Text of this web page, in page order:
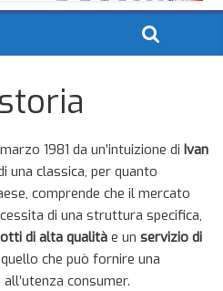
1981 da un’intuizione diIvan
una classica, per quanto
comprende che il mercato
di una struttura specifica,
di alta qualità e unservizio di
che può fornire una
consumer.